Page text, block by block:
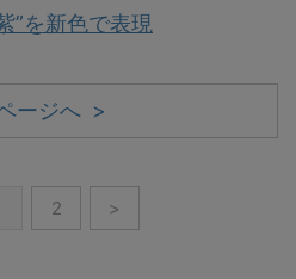
”を新色で表現
ージへ >
2 >